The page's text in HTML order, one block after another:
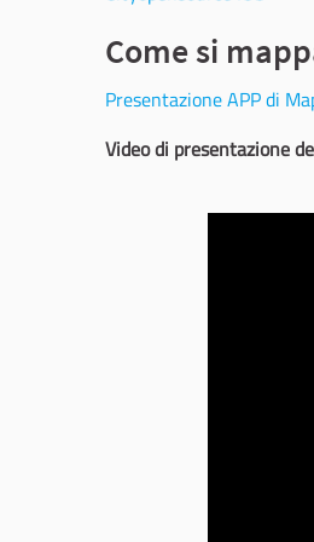
Come si
Presentazione APP di
Video di presentazione